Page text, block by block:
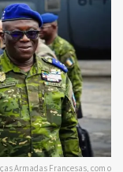
Armadas Francesas, com o